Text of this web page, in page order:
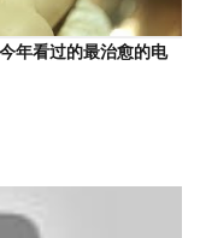
年看过的最治愈的电